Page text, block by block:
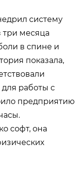
систему
три месяца
в спине и
показала,
работы с
предприятию
софт, она